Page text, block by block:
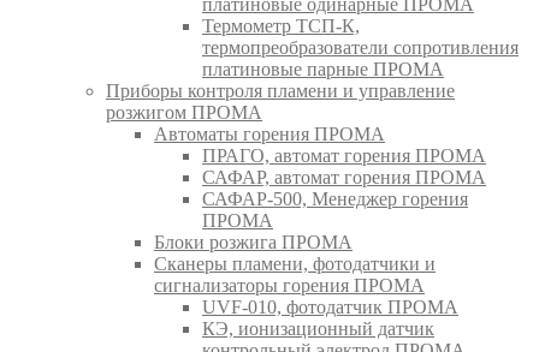
платиновые одинарные ПРОМА
Термометр ТСП-К,
термопреобразователи сопротивления
платиновые парные ПРОМА
Приборы контроля пламени и управление
розжигом ПРОМА
Автоматы горения ПРОМА
ПРАГО, автомат горения ПРОМА
САФАР, автомат горения ПРОМА
САФАР-500, Менеджер горения
ПРОМА
Блоки розжига ПРОМА
Сканеры пламени, фотодатчики и
сигнализаторы горения ПРОМА
UVF-010, фотодатчик ПРОМА
КЭ, ионизационный датчик